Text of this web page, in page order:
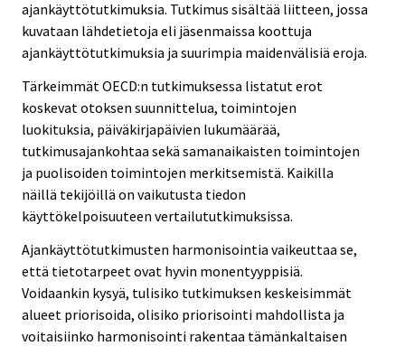
ajankäyttötutkimuksia. Tutkimus sisältää liitteen, jossa
kuvataan lähdetietoja eli jäsenmaissa koottuja
ajankäyttötutkimuksia ja suurimpia maidenvälisiä eroja.
Tärkeimmät OECD:n tutkimuksessa listatut erot
koskevat otoksen suunnittelua, toimintojen
luokituksia, päiväkirjapäivien lukumäärää,
tutkimusajankohtaa sekä samanaikaisten toimintojen
ja puolisoiden toimintojen merkitsemistä. Kaikilla
näillä tekijöillä on vaikutusta tiedon
käyttökelpoisuuteen vertailututkimuksissa.
Ajankäyttötutkimusten harmonisointia vaikeuttaa se,
että tietotarpeet ovat hyvin monentyyppisiä.
Voidaankin kysyä, tulisiko tutkimuksen keskeisimmät
alueet priorisoida, olisiko priorisointi mahdollista ja
voitaisiinko harmonisointi rakentaa tämänkaltaisen